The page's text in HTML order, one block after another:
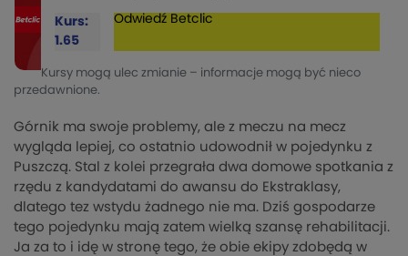
Kurs:
1.65
Odwiedź Betclic
Kursy mogą ulec zmianie – informacje mogą być nieco
przedawnione.
Górnik ma swoje problemy, ale z meczu na mecz
wygląda lepiej, co ostatnio udowodnił w pojedynku z
Puszczą. Stal z kolei przegrała dwa domowe spotkania z
rzędu z kandydatami do awansu do Ekstraklasy,
dlatego tez wstydu żadnego nie ma. Dziś gospodarze
tego pojedynku mają zatem wielką szansę rehabilitacji.
Ja za to i idę w stronę tego, że obie ekipy zdobędą w